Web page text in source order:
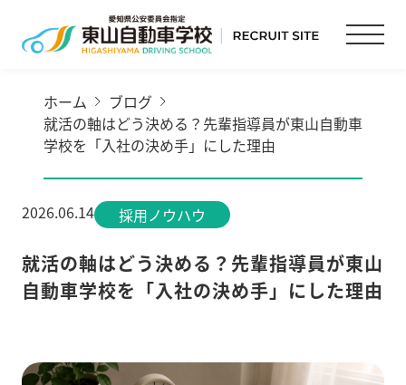
ホーム
ブログ
就活の軸はどう決める？先輩指導員が東山自動車
学校を「入社の決め手」にした理由
2026.06.14 採用ノウハウ
就活の軸はどう決める？先輩指導員が東山
自動車学校を「入社の決め手」にした理由